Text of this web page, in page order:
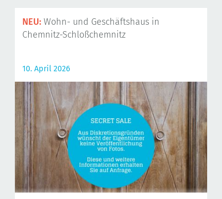
NEU: Wohn- und Geschäftshaus in
Chemnitz-Schloßchemnitz
10. April 2026